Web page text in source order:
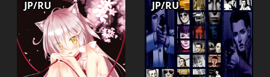
JP/RU JP/RU